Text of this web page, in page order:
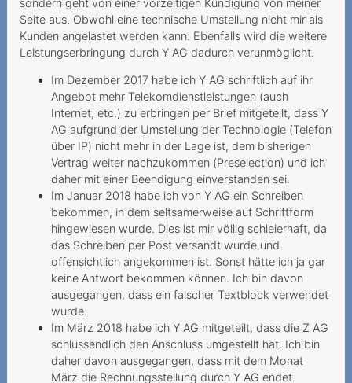
sondern geht von einer vorzeitigen Kündigung von meiner
Seite aus. Obwohl eine technische Umstellung nicht mir als
Kunden angelastet werden kann. Ebenfalls wird die weitere
Leistungserbringung durch Y AG dadurch verunmöglicht.
Im Dezember 2017 habe ich Y AG schriftlich auf ihr
Angebot mehr Telekomdienstleistungen (auch
Internet, etc.) zu erbringen per Brief mitgeteilt, dass Y
AG aufgrund der Umstellung der Technologie (Telefon
über IP) nicht mehr in der Lage ist, dem bisherigen
Vertrag weiter nachzukommen (Preselection) und ich
daher mit einer Beendigung einverstanden sei.
Im Januar 2018 habe ich von Y AG ein Schreiben
bekommen, in dem seltsamerweise auf Schriftform
hingewiesen wurde. Dies ist mir völlig schleierhaft, da
das Schreiben per Post versandt wurde und
offensichtlich angekommen ist. Sonst hätte ich ja gar
keine Antwort bekommen können. Ich bin davon
ausgegangen, dass ein falscher Textblock verwendet
wurde.
Im März 2018 habe ich Y AG mitgeteilt, dass die Z AG
schlussendlich den Anschluss umgestellt hat. Ich bin
daher davon ausgegangen, dass mit dem Monat
März die Rechnungsstellung durch Y AG endet.
Rechnungsdetails
gesetzlich nur befristet
Rückzahlung einer
Sicherheitsleistung
Vertragsverweigerung
wegen fehlender Bonität
Mehrwertdienstanbieter
missachtet gesetzliche
Vorgaben
2024
Preiserhöhung während der
Anbieter beruft sich zu
Unrecht auf
Mindestvertragsdauer